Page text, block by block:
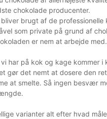
chokolade producenter.
brugt af de professionelle
som private på grund af
er nem at arbejde med.
har på kok og kage kommer i
gør det nemt at dosere den
at smelte. Så ingen besvær
varianter alt efter hvad